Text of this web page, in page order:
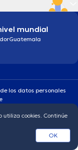
mundial
Guatemala
los datos personales
utiliza cookies. Continúe
OK